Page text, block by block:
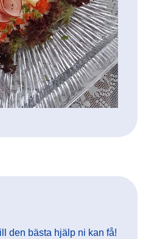
den bästa hjälp ni kan få!